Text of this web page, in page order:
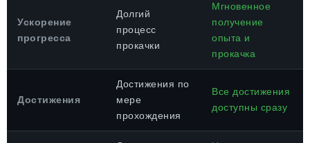
Ускорение
прогресса
Долгий
процесс
прокачки
Мгновенное
получение
опыта и
прокачка
Достижения
Достижения по
мере
прохождения
Все достижения
доступны сразу